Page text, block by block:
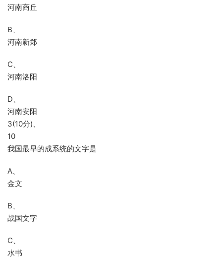
河南商丘
B、
河南新郑
C、
河南洛阳
D、
河南安阳
3(10分)、
10
我国最早的成系统的文字是
A、
金文
B、
战国文字
C、
水书